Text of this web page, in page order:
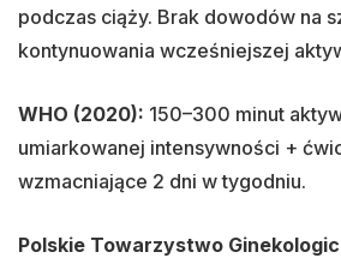
podczas ciąży. Brak dowodów na
kontynuowania wcześniejszej
WHO (2020): 150–300 minut
umiarkowanej intensywności +
wzmacniające 2 dni w tygodniu.
Polskie Towarzystwo